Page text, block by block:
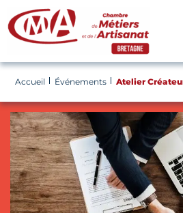
Panneau de gestion des cookies
Accueil Événements Atelier